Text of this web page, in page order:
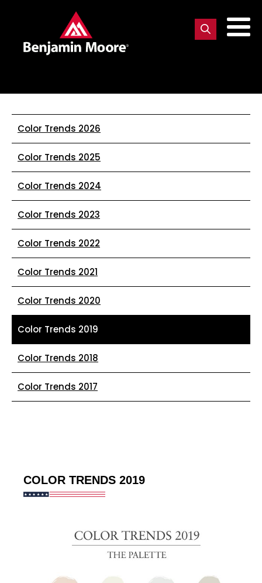
Color Trends 2026
Color Trends 2025
Color Trends 2024
Color Trends 2023
Color Trends 2022
Color Trends 2021
Color Trends 2020
Color Trends 2019
Color Trends 2018
Color Trends 2017
COLOR TRENDS 2019